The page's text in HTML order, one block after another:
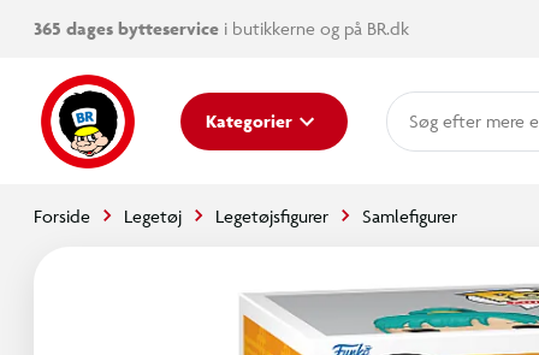
365 dages bytteservice i butikkerne og på BR.dk
Kategorier mere
Forside Legetøj Legetøjsfigurer Samlefigurer